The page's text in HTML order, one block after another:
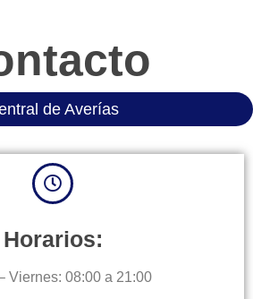
de Averías
Horarios:
Viernes: 08:00 a 21:00